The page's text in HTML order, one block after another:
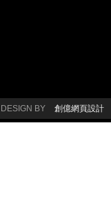
BY 創億網頁設計